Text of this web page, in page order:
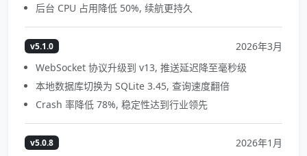
后台 CPU 占用降低 50%, 续航更持久
v5.1.0
2026年3月
WebSocket 协议升级到 v13, 推送延迟降至毫秒级
本地数据库切换为 SQLite 3.45, 查询速度翻倍
Crash 率降低 78%, 稳定性达到行业领先
v5.0.8
2026年1月